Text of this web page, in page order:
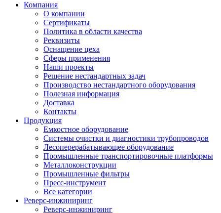
Компания
О компании
Сертификаты
Политика в области качества
Реквизиты
Оснащение цеха
Сферы применения
Наши проекты
Решение нестандартных задач
Производство нестандартного оборудования
Полезная информация
Доставка
Контакты
Продукция
Емкостное оборудование
Системы очистки и диагностики трубопроводов
Лесоперерабатывающее оборудование
Промышленные транспортировочные платформы
Металлоконструкции
Промышленные фильтры
Пресс-инструмент
Все категории
Реверс-инжиниринг
Реверс-инжиниринг